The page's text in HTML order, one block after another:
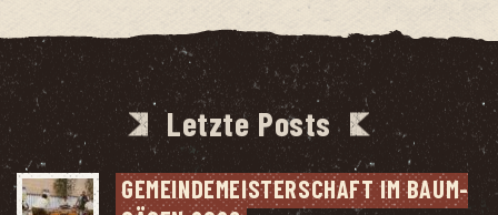
Letzte Posts
GEMEIN­DE­MEIS­TER­SCHAFT IM BAUM­